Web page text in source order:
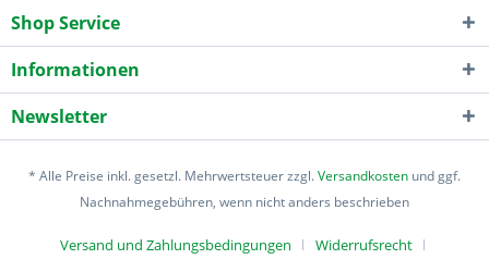
Shop Service
Informationen
Newsletter
* Alle Preise inkl. gesetzl. Mehrwertsteuer zzgl.Versandkosten und ggf.
Nachnahmegebühren, wenn nicht anders beschrieben
Versand und Zahlungsbedingungen Widerrufsrecht